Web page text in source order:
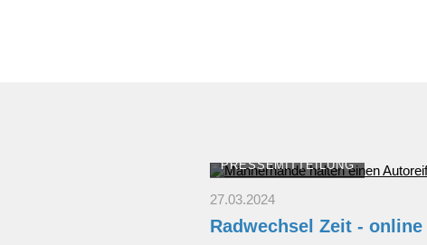
PRESSEMITTEILUNG
27.03.2024
Radwechsel Zeit -